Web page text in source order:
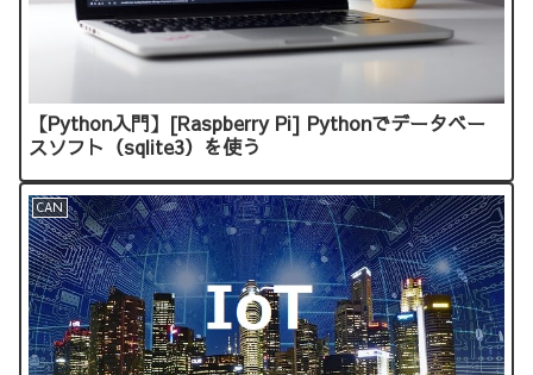
【Python入門】[Raspberry Pi] Pythonでデータベー
スソフト（sqlite3）を使う
CAN